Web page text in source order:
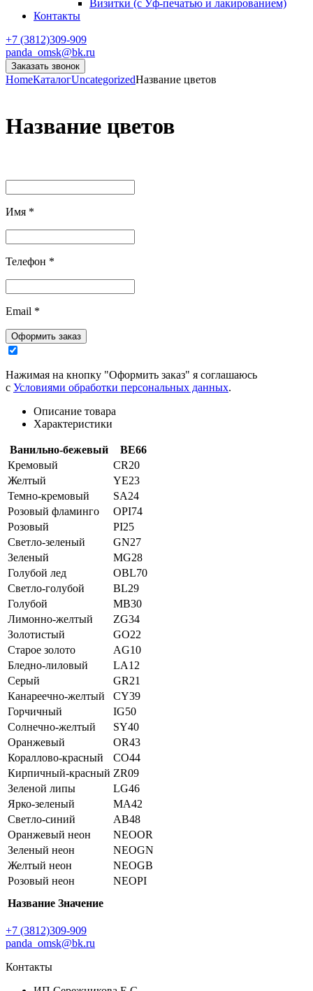
Визитки (с Уф-печатью и лакированием)
Контакты
+7 (3812)309-909
panda_omsk@bk.ru
Заказать звонок
HomeКаталогUncategorizedНазвание цветов
Название цветов
Имя *
Телефон *
Email *
Оформить заказ
Нажимая на кнопку "Оформить заказ" я соглашаюсь
с Условиями обработки персональных данных.
Описание товара
Характеристики
Ванильно-бежевый
BE66
Кремовый
CR20
Желтый
YE23
Темно-кремовый
SA24
Розовый фламинго
OPI74
Розовый
PI25
Светло-зеленый
GN27
Зеленый
MG28
Голубой лед
OBL70
Светло-голубой
BL29
Голубой
MB30
Лимонно-желтый
ZG34
Золотистый
GO22
Старое золото
AG10
Бледно-лиловый
LA12
Серый
GR21
Канареечно-желтый
CY39
Горчичный
IG50
Солнечно-желтый
SY40
Оранжевый
OR43
Кораллово-красный
CO44
Кирпичный-красный ZR09
Зеленой липы
LG46
Ярко-зеленый
MA42
Светло-синий
AB48
Оранжевый неон
NEOOR
Зеленый неон
NEOGN
Желтый неон
NEOGB
Розовый неон
NEOPI
Название Значение
+7 (3812)309-909
panda_omsk@bk.ru
Контакты